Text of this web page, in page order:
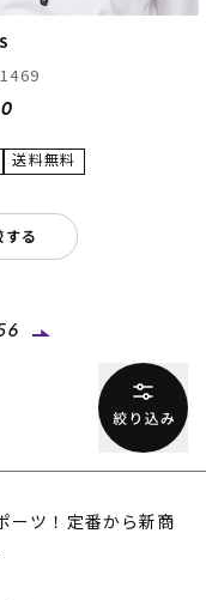
する
ーツ！定番から新商